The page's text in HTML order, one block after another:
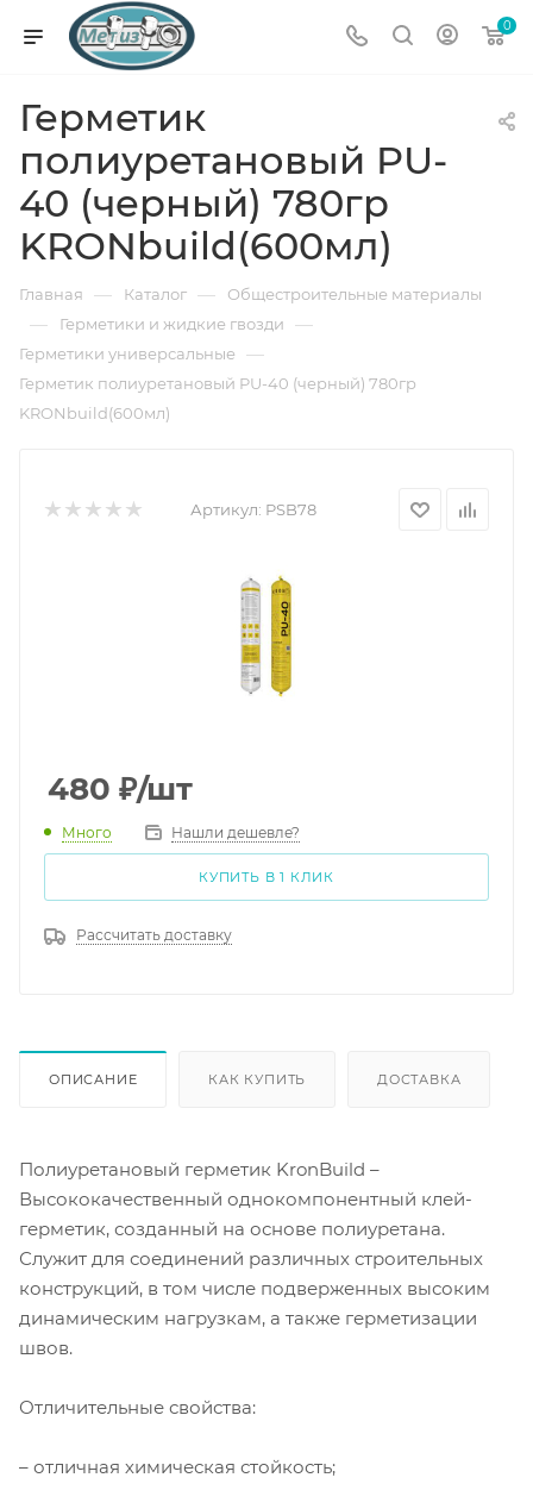
0
Герметик
полиуретановый PU-
40 (черный) 780гр
KRONbuild(600мл)
Главная — Каталог — Общестроительные материалы
— Герметики и жидкие гвозди —
Герметики универсальные —
Герметик полиуретановый PU-40 (черный) 780гр
KRONbuild(600мл)
Артикул: PSB78
480 ₽/шт
Много Нашли дешевле?
КУПИТЬ В 1 КЛИК
Рассчитать доставку
ОПИСАНИЕ КАК КУПИТЬ ДОСТАВКА
Полиуретановый герметик KronBuild –
Высококачественный однокомпонентный клей-
герметик, созданный на основе полиуретана.
Служит для соединений различных строительных
конструкций, в том числе подверженных высоким
динамическим нагрузкам, а также герметизации
швов.
Отличительные свойства:
– отличная химическая стойкость;